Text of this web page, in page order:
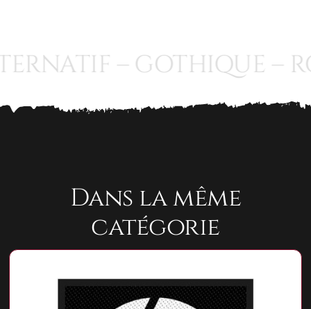
– GOTHIQUE –
Dans la même
catégorie